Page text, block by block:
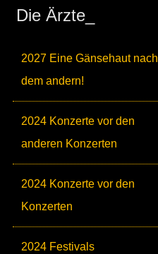
Die Ärzte_
2027 Eine Gänsehaut nach
dem andern!
2024 Konzerte vor den
anderen Konzerten
2024 Konzerte vor den
Konzerten
2024 Festivals